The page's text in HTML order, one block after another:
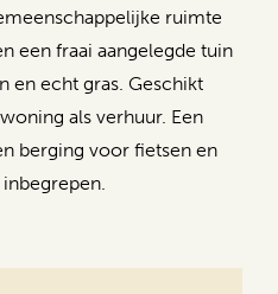
ruimte
een fraai aangelegde tuin
en echt gras. Geschikt
als verhuur. Een
berging voor fietsen en